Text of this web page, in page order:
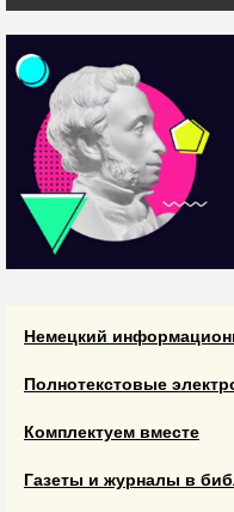
Немецкий
Полнотекстовые
Комплектуем вместе
Газеты и журналы в